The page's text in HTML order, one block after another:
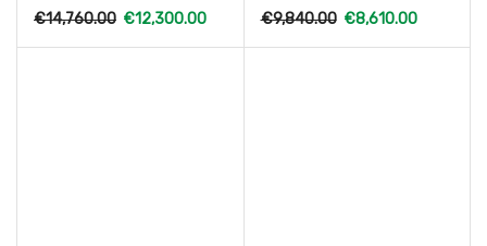
€14,760.00 €12,300.00 €9,840.00 €8,610.00